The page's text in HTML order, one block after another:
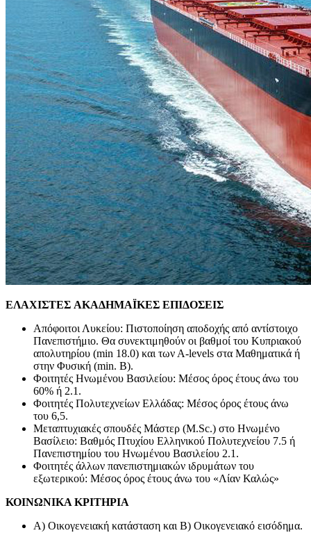
ΕΛΑΧΙΣΤΕΣ ΑΚΑΔΗΜΑΪΚΕΣ ΕΠΙΔΟΣΕΙΣ
Απόφοιτοι Λυκείου: Πιστοποίηση αποδοχής από αντίστοιχο
Πανεπιστήμιο. Θα συνεκτιμηθούν οι βαθμοί του Κυπριακού
απολυτηρίου (min 18.0) και των Α-levels στα Μαθηματικά ή
στην Φυσική (min. B).
Φοιτητές Ηνωμένου Βασιλείου: Μέσος όρος έτους άνω του
60% ή 2.1.
Φοιτητές Πολυτεχνείων Ελλάδας: Μέσος όρος έτους άνω
του 6,5.
Μεταπτυχιακές σπουδές Μάστερ (M.Sc.) στο Ηνωμένο
Βασίλειο: Βαθμός Πτυχίου Ελληνικού Πολυτεχνείου 7.5 ή
Πανεπιστημίου του Ηνωμένου Βασιλείου 2.1.
Φοιτητές άλλων πανεπιστημιακών ιδρυμάτων του
εξωτερικού: Μέσος όρος έτους άνω του «Λίαν Καλώς»
ΚΟΙΝΩΝΙΚΑ ΚΡΙΤΗΡΙΑ
Α) Οικογενειακή κατάσταση και Β) Οικογενειακό εισόδημα.